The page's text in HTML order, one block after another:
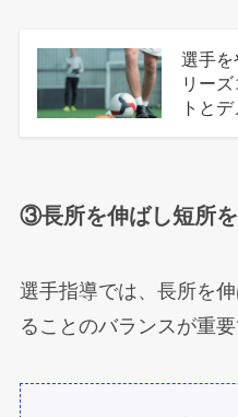
選手を
リー
トと
③長所を伸ばし短所
選手指導では、長所を
ることのバランスが重要